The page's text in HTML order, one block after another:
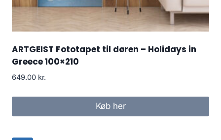
ARTGEIST Fototapet til døren – Holidays in
Greece 100×210
649.00 kr.
Køb her